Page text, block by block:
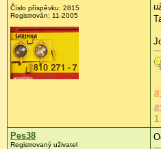
Číslo příspěvku: 2815
Registrován: 11-2005
Pes38
Registrovaný uživatel